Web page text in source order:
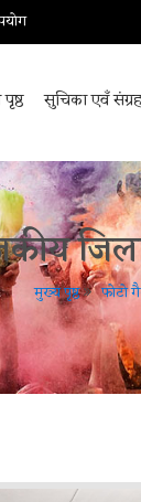
सुचिका एवँ
मुख्य पृष्ठ फोटो